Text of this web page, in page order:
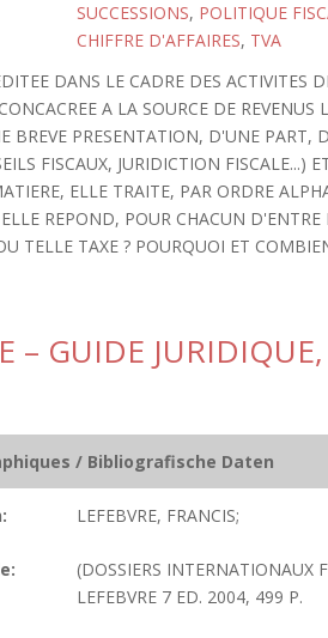
SUCCESSIONS, POLITIQUE
CHIFFRE D'AFFAIRES, TVA
DANS LE CADRE DES ACTIVITES
A LA SOURCE DE
BREVE PRESENTATION, D'UNE
FISCAUX, JURIDICTION FISCALE...)
ELLE TRAITE, PAR ORDRE
REPOND, POUR CHACUN
TELLE TAXE ? POURQUOI ET
– GUIDE
/ Bibliografische Daten
LEFEBVRE, FRANCIS;
(DOSSIERS INTERNATIONAUX
LEFEBVRE 7 ED. 2004, 499 P.